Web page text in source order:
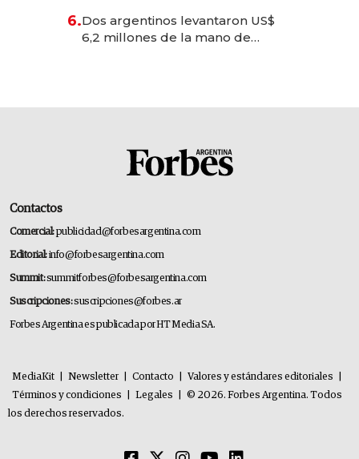
para convertirse en experiencias
transformadoras
6.Dos argentinos levantaron US$
6,2 millones de la mano de
Contactos
Comercial:publicidad@forbesargentina.com
Editorial:info@forbesargentina.com
Summit:summitforbes@forbesargentina.com
Suscripciones:suscripciones@forbes.ar
Forbes Argentina es publicada por HT Media SA.
MediaKit Newsletter Contacto Valores y estándares editoriales
Términos y condiciones
Legales
© 2026. Forbes Argentina. Todos
los derechos reservados.